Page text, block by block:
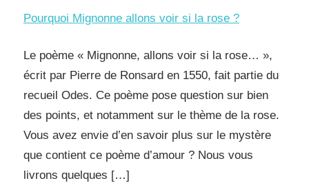
Pourquoi Mignonne allons voir si la rose ?
Le poème « Mignonne, allons voir si la rose… »,
écrit par Pierre de Ronsard en 1550, fait partie du
recueil Odes. Ce poème pose question sur bien
des points, et notamment sur le thème de la rose.
Vous avez envie d’en savoir plus sur le mystère
que contient ce poème d’amour ? Nous vous
livrons quelques […]